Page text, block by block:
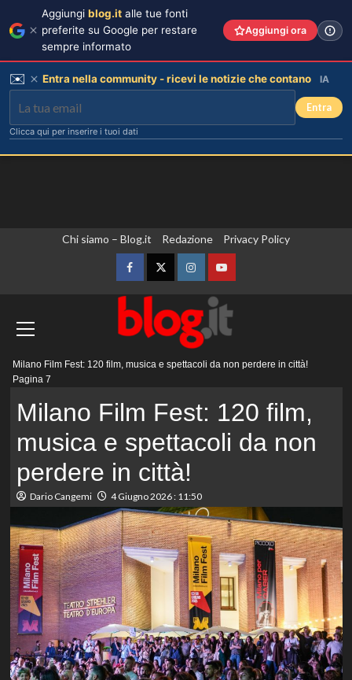
Chi siamo – Blog.it Redazione Privacy Policy
FacebookTwitterInstagramYouTube
principale
Milano Film Fest: 120 film, musica e spettacoli da non perdere in città!
Pagina 7
Milano Film Fest: 120 film,
musica e spettacoli da non
perdere in città!
Dario Cangemi 4 Giugno 2026 : 11:50
Aggiungi blog.it alle tue fonti
preferite su Google per restare
sempre informato
Aggiungi ora
✉️ Entra nella community - ricevi le notizie che contano IA
Entra
Clicca qui per inserire i tuoi dati